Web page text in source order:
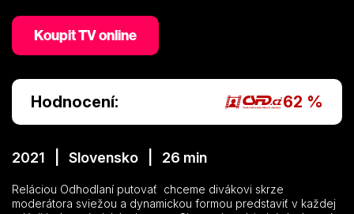
Koupit TV online
Hodnocení: 62 %
2021 | Slovensko | 26 min
Reláciou Odhodlaní putovať chceme divákovi skrze
moderátora sviežou a dynamickou formou predstaviť v každej